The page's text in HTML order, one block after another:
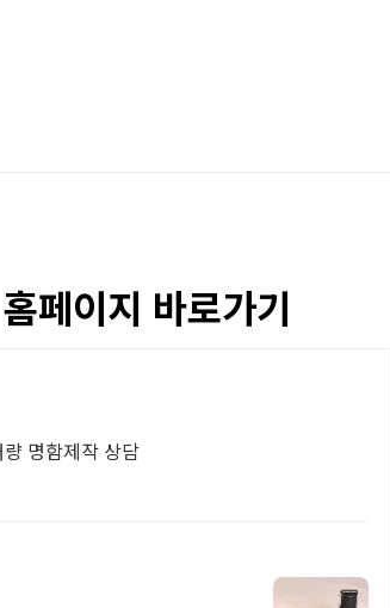
페이지 바로가기
명함제작 상담